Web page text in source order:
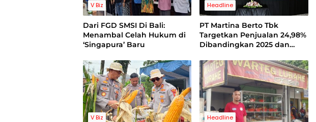
V Biz
Dari FGD SMSI Di Bali:
Menambal Celah Hukum di
‘Singapura’ Baru
Headline
PT Martina Berto Tbk
Targetkan Penjualan 24,98%
Dibandingkan 2025 dan
V Biz Headline